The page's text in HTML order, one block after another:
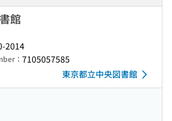
館
2014
： 7105057585
東京都立中央図書館